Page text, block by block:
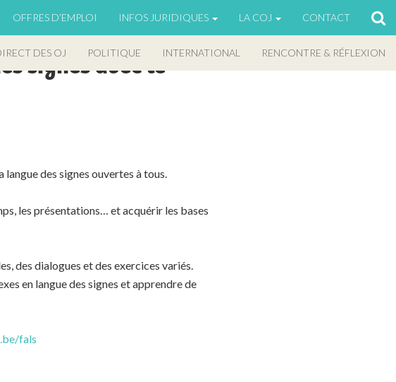
OFFRES D’EMPLOI INFOS JURIDIQUES LA COJ CONTACT
DES OJ POLITIQUE INTERNATIONAL RENCONTRE & RÉFLEXION
signes avec le
des signes ouvertes à tous.
les présentations… et acquérir les bases
des dialogues et des exercices variés.
en langue des signes et apprendre de
fals